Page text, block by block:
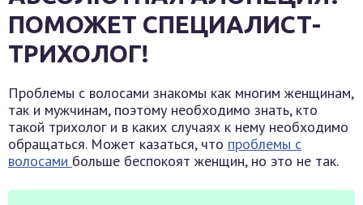
ПОМОЖЕТ СПЕЦИАЛИСТ-
ТРИХОЛОГ!
Проблемы с волосами знакомы как многим женщинам,
так и мужчинам, поэтому необходимо знать, кто
такой трихолог и в каких случаях к нему необходимо
обращаться. Может казаться, что проблемы с
волосами больше беспокоят женщин, но это не так.